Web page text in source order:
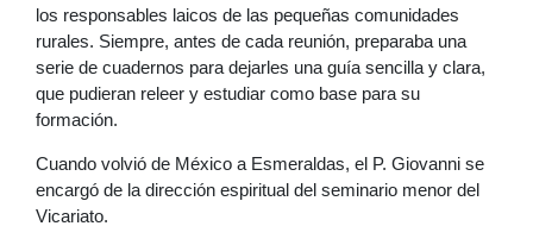
los responsables laicos de las pequeñas comunidades
rurales. Siempre, antes de cada reunión, preparaba una
serie de cuadernos para dejarles una guía sencilla y clara,
que pudieran releer y estudiar como base para su
formación.
Cuando volvió de México a Esmeraldas, el P. Giovanni se
encargó de la dirección espiritual del seminario menor del
Vicariato.